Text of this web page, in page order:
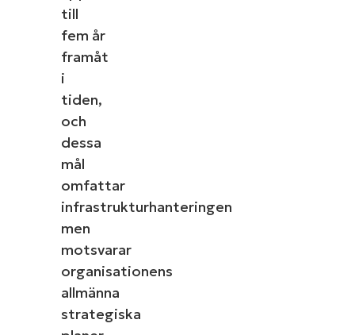
till
fem år
framåt
i
tiden,
och
dessa
mål
omfattar
infrastrukturhanteringen
men
motsvarar
organisationens
allmänna
strategiska